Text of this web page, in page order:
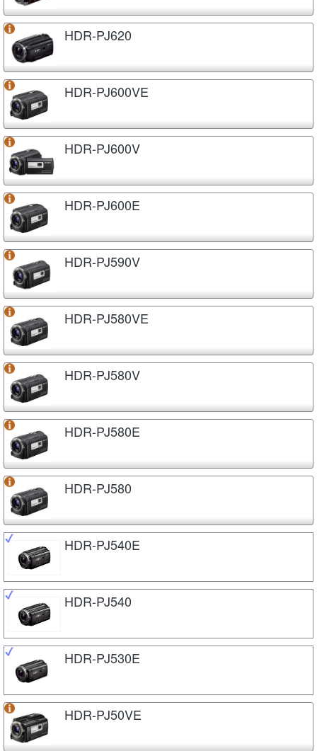
HDR-PJ620
HDR-PJ600VE
HDR-PJ600V
HDR-PJ600E
HDR-PJ590V
HDR-PJ580VE
HDR-PJ580V
HDR-PJ580E
HDR-PJ580
HDR-PJ540E
HDR-PJ540
HDR-PJ530E
HDR-PJ50VE